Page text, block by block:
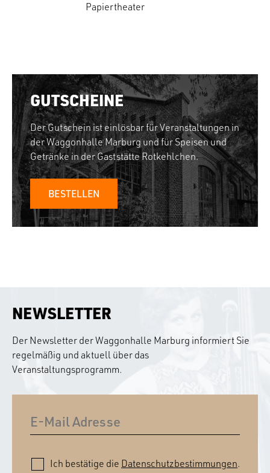
Papiertheater
GUTSCHEINE
Der Gutschein ist einlösbar für Veranstaltungen in
der Waggonhalle Marburg und für Speisen und
Getränke in der Gaststätte Rotkehlchen.
BESTELLEN
NEWSLETTER
Der Newsletter der Waggonhalle Marburg informiert Sie
regelmäßig und aktuell über das
Veranstaltungsprogramm.
Ich bestätige die Datenschutzbestimmungen.